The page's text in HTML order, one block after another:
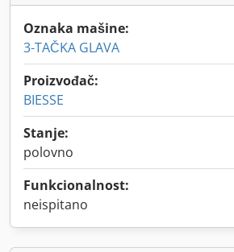
Oznaka mašine:
3-TAČKA GLAVA
Proizvođač:
BIESSE
Stanje:
polovno
Funkcionalnost:
neispitano